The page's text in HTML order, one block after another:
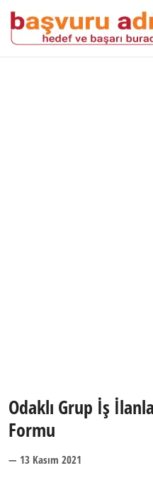
Odaklı Grup İş
Formu
— 13 Kasım 2021